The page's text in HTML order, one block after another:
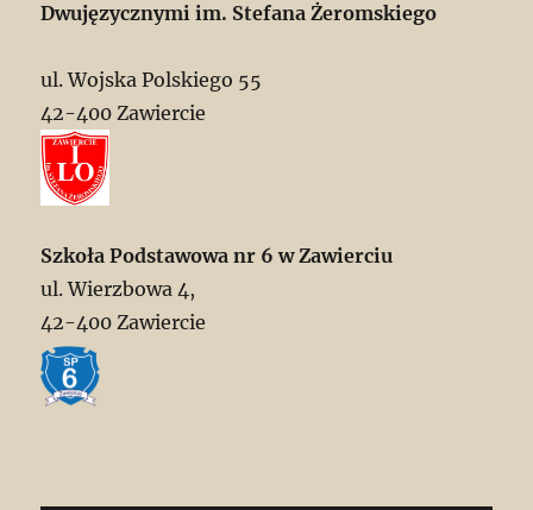
Dwujęzycznymi im. Stefana Żeromskiego
ul. Wojska Polskiego 55
42-400 Zawiercie
Szkoła Podstawowa nr 6 w Zawierciu
ul. Wierzbowa 4,
42-400 Zawiercie